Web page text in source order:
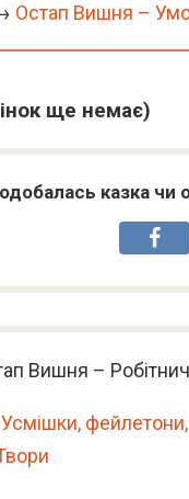
Остап Вишня –
ще немає)
казка чи
Вишня –